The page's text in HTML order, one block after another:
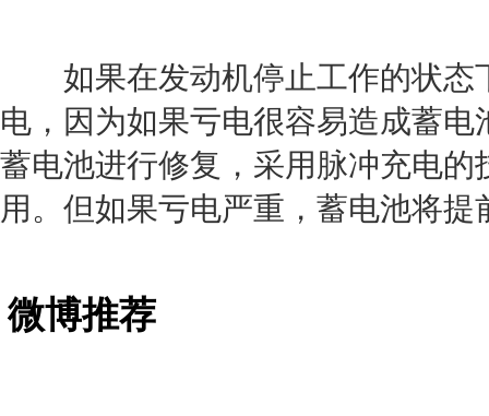
如果在发动机停止工作的状态
电，因为如果亏电很容易造成蓄
蓄电池进行修复，采用脉冲充电
用。但如果亏电严重，蓄电池将提
微博推荐